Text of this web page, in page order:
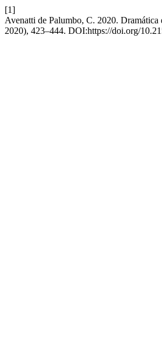
[1]
Avenatti de Palumbo, C. 2020.
2020), 423–444. DOI:https://doi.org/